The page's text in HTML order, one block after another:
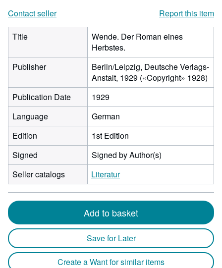
Contact seller
Report this item
Title
Wende. Der Roman eines
Herbstes.
Publisher
Berlin/Leipzig, Deutsche Verlags-
Anstalt, 1929 («Copyright» 1928)
Publication Date
1929
Language
German
Edition
1st Edition
Signed
Signed by Author(s)
Seller catalogs
Literatur
Add to basket
Save for Later
Create a Want for similar items